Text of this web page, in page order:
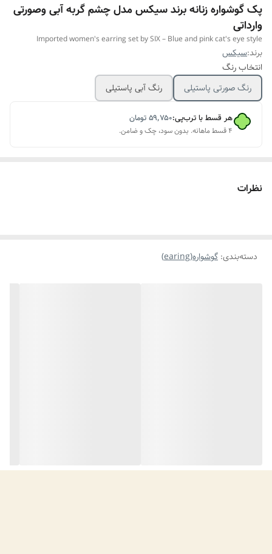
پک گوشواره زنانه برند سیکس مدل چشم گربه آبی وصورتی
وارداتی
Imported women's earring set by SIX – Blue and pink cat's eye style
برند:سیکس
انتخاب رنگ
رنگ صورتی پاستیلی
رنگ آبی پاستیلی
هر قسط با ترب‌پی:۵۹٬۷۵۰تومان
۴ قسط ماهانه. بدون سود، چک و ضامن.
نظرات
دسته‌بندی: گوشواره(earing)